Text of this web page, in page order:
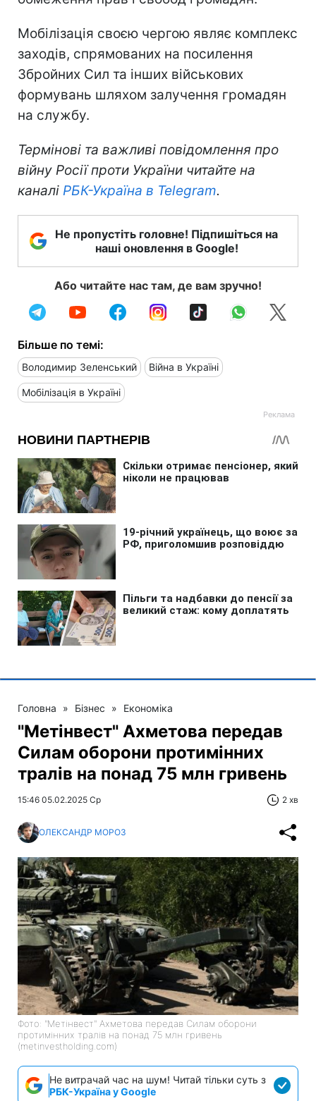
Мобілізація своєю чергою являє комплекс
заходів, спрямованих на посилення
Збройних Сил та інших військових
формувань шляхом залучення громадян
на службу.
Термінові та важливі повідомлення про
війну Росії проти України читайте на
каналі РБК-Україна в Telegram.
Не пропустіть головне! Підпишіться на
наші оновлення в Google!
Або читайте нас там, де вам зручно!
Більше по темі:
Володимир Зеленський Війна в Україні
Мобілізація в Україні
Головна » Бізнес » Економіка
"Метінвест" Ахметова передав
Силам оборони протимінних
тралів на понад 75 млн гривень
15:46 05.02.2025 Ср 2 хв
ОЛЕКСАНДР МОРОЗ
Фото: "Метінвест" Ахметова передав Силам оборони
протимінних тралів на понад 75 млн гривень
(metinvestholding.com)
Не витрачай час на шум! Читай тільки суть з
РБК-Україна у Google